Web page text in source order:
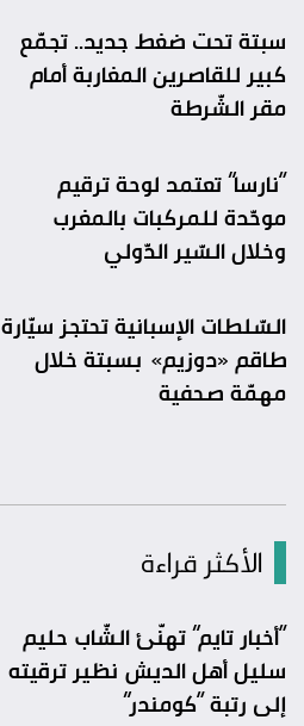
سبتة تحت ضغط جديد.. تجمّع
كبير للقاصرين المغاربة أمام
مقر الشّرطة
“نارسا” تعتمد لوحة ترقيم
موحّدة للمركبات بالمغرب
وخلال السّير الدّولي
السّلطات الإسبانية تحتجز سيّارة
طاقم «دوزيم» بسبتة خلال
مهمّة صحفية
الأكثر قراءة
“أخبار تايم” تهنّئ الشّاب حليم
سليل أهل الديش نظير ترقيته
إلى رتبة “كومندر”